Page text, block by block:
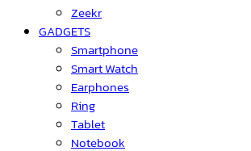
Zeekr
GADGETS
Smartphone
Smart Watch
Earphones
Ring
Tablet
Notebook